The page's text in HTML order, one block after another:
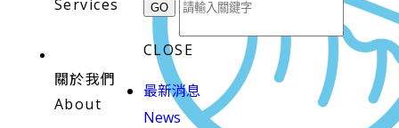
Services
關於我們
About
CLOSE
最新消息
News